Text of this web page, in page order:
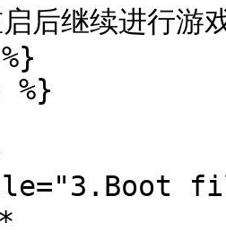
启后继续进行游
%}